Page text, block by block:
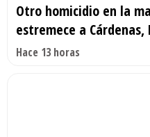
Otro homicidio en la
estremece a
Hace 13 horas